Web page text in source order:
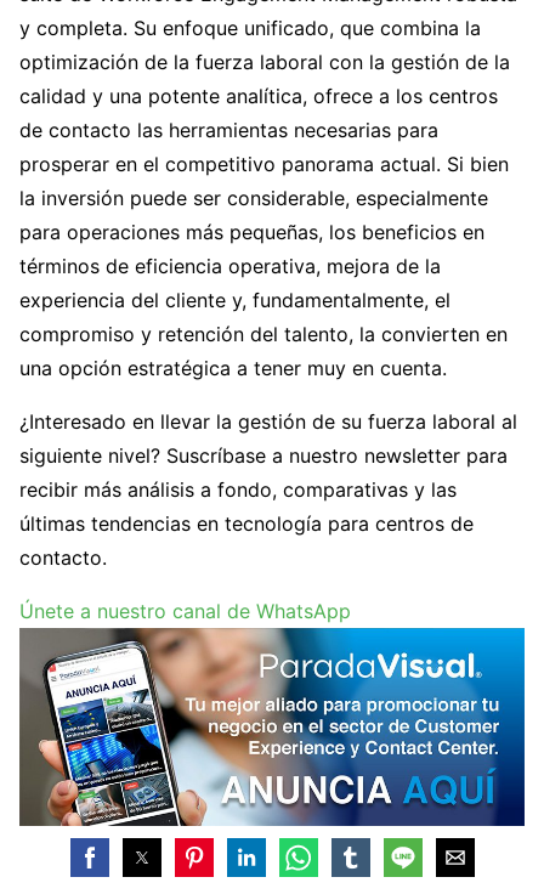
y completa. Su enfoque unificado, que combina la
optimización de la fuerza laboral con la gestión de la
calidad y una potente analítica, ofrece a los centros
de contacto las herramientas necesarias para
prosperar en el competitivo panorama actual. Si bien
la inversión puede ser considerable, especialmente
para operaciones más pequeñas, los beneficios en
términos de eficiencia operativa, mejora de la
experiencia del cliente y, fundamentalmente, el
compromiso y retención del talento, la convierten en
una opción estratégica a tener muy en cuenta.
¿Interesado en llevar la gestión de su fuerza laboral al
siguiente nivel? Suscríbase a nuestro newsletter para
recibir más análisis a fondo, comparativas y las
últimas tendencias en tecnología para centros de
contacto.
Únete a nuestro canal de WhatsApp